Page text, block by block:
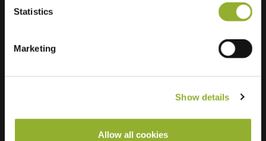
Statistics
Marketing
Show details
Allow all cookies